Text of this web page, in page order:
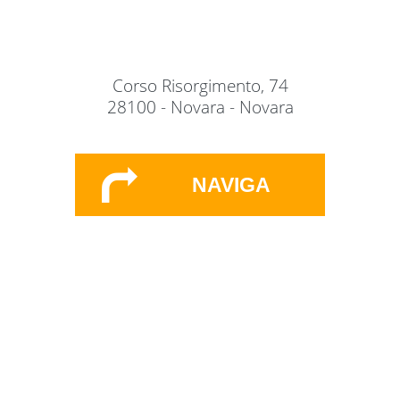
NAVIGA
Corso Risorgimento, 74
28100 - Novara - Novara